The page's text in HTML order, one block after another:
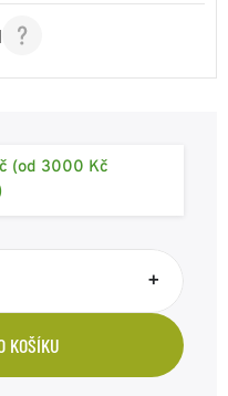
(od 3000 Kč
+
KOŠÍKU